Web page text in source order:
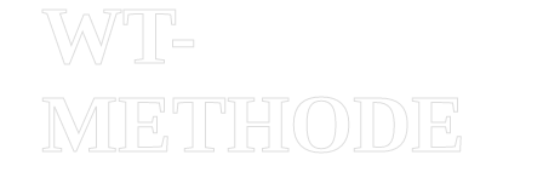
WT-
METHODE